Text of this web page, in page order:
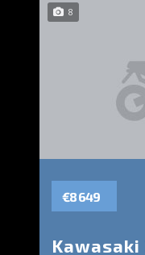
8
€8 649
Kawasaki